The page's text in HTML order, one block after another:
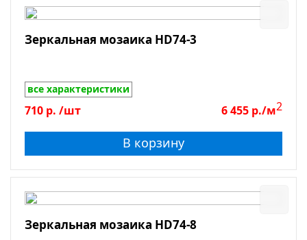
Зеркальная мозаика HD74-3
все характеристики
710 р. /шт 6 455 р./м2
В корзину
Зеркальная мозаика HD74-8